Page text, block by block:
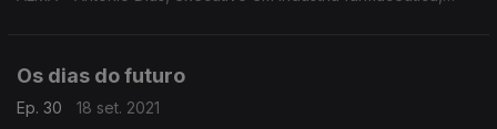
Os dias do futuro
Ep. 30
18 set. 2021